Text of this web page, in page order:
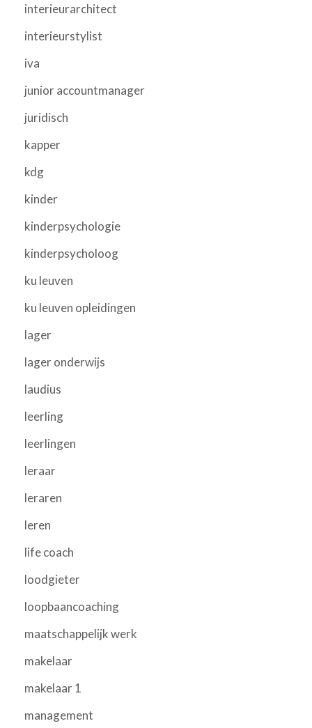
interieurarchitect
interieurstylist
iva
junior accountmanager
juridisch
kapper
kdg
kinder
kinderpsychologie
kinderpsycholoog
ku leuven
ku leuven opleidingen
lager
lager onderwijs
laudius
leerling
leerlingen
leraar
leraren
leren
life coach
loodgieter
loopbaancoaching
maatschappelijk werk
makelaar
makelaar 1
management